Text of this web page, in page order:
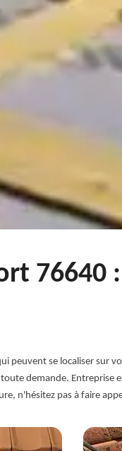
76640
peuvent se localiser sur
demande. Entreprise
n'hésitez pas à faire